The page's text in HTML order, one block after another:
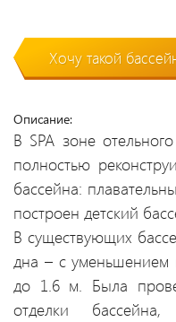
Хочу такой
Описание:
В SPA зоне
полностью
бассейна:
построен детский
В существующих
дна – с уменьшением
до 1.6 м. Была
отделки